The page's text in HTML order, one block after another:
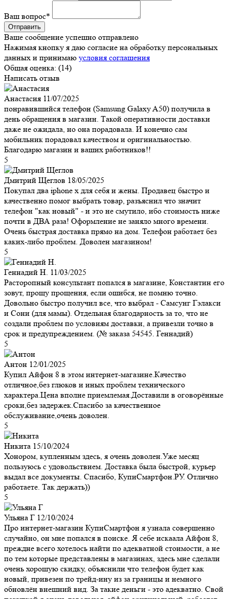
Ваш вопрос*
Ваше сообщение успешно отправлено
Нажимая кнопку я даю согласие на обработку персональных
данных и принимаю условия соглашения
Общая оценка: (14)
Написать отзыв
Анастасия 11/07/2025
понравившийся телефон (Samsung Galaxy A50) получила в
день обращения в магазин. Такой оперативности доставки
даже не ожидала, но она порадовала. И конечно сам
мобильник порадовал качеством и оригинальностью.
Благодарю магазин и ваших работников!!
5
Дмитрий Щеглов 18/05/2025
Покупал два iphone x для себя и жены. Продавец быстро и
качественно помог выбрать товар, разъяснил что значит
телефон "как новый" - и это не смутило, ибо стоимость ниже
почти в ДВА раза! Оформление не заняло много времени.
Очень быстрая доставка прямо на дом. Телефон работает без
каких-либо проблем. Доволен магазином!
5
Геннадий Н. 11/03/2025
Расторопный консультант попался в магазине, Константин его
зовут, прощу прощения, если ошибся, не помню точно.
Довольно быстро получил все, что выбрал - Самсунг Гэлакси
и Сони (для мамы). Отдельная благодарность за то, что не
создали проблем по условиям доставки, а привезли точно в
срок и предупреждением. (№ заказа 54545. Геннадий)
5
Антон 12/01/2025
Купил Айфон 8 в этом интернет-магазине.Качество
отличное,без глюков и иных проблем технического
характера.Цена вполне приемлемая.Доставили в оговорённые
сроки,без задержек.Спасибо за качественное
обслуживание,очень доволен.
5
Никита 15/10/2024
Хонором, купленным здесь, я очень доволен.Уже месяц
пользуюсь с удовольствием. Доставка была быстрой, курьер
выдал все документы. Спасибо, КупиСмартфон.РУ. Отлично
работаете. Так держать))
5
Ульяна Г 12/10/2024
Про интернет-магазин КупиСмартфон я узнала совершенно
случайно, он мне попался в поиске. Я себе искаала Айфон 8,
преждне всего хотелось найти по адекватной стоимости, а не
по тем которые представлены в магазинах, здесь мне сделали
очень хорошую скидку, объяснили что телефон будет как
новый, привезен по трейд-ину из за границы и немного
обновлён внешний вид. За такие деньги - это адекватно. Свой